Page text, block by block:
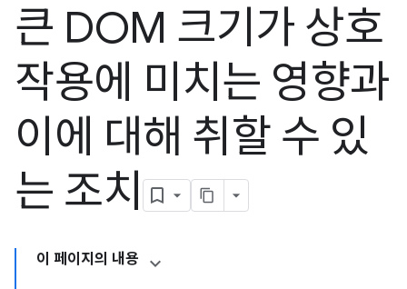
큰 DOM 크기가 상호
작용에 미치는 영향과
이에 대해 취할 수 있
는 조치
이 페이지의 내용